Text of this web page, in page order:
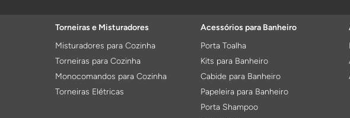
Torneiras e Misturadores
Misturadores para Cozinha
Torneiras para Cozinha
Monocomandos para Cozinha
Torneiras Elétricas
Acessórios para Banheiro
Porta Toalha
Kits para Banheiro
Cabide para Banheiro
Papeleira para Banheiro
Porta Shampoo